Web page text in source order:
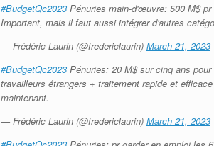
#BudgetQc2023 Pénuries main-d'œuvre: 500 M$ pr
Important, mais il faut aussi intégrer d'autres
— Frédéric Laurin (@fredericlaurin) March 21, 2023
#BudgetQc2023 Pénuries: 20 M$ sur cinq ans
travailleurs étrangers + traitement rapide et
maintenant.
— Frédéric Laurin (@fredericlaurin) March 21, 2023